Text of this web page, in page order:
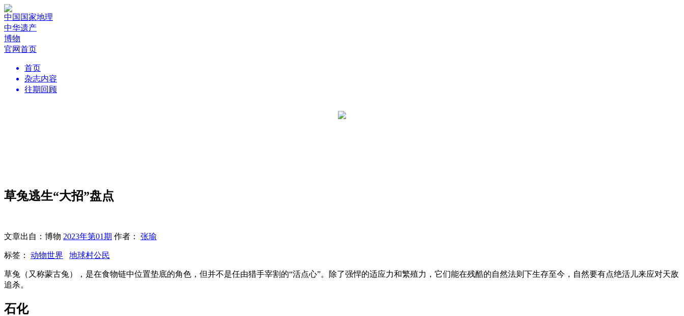
中国国家地理
中华遗产
博物
官网首页
首页
杂志内容
往期回顾
草兔逃生“大招”盘点
文章出自：博物 2023年第01期 作者： 张瑜
标签： 动物世界 地球村公民
草兔（又称蒙古兔），是在食物链中位置垫底的角色，但并不是任由猎手宰割的“活点心”。除了强悍的适应力和繁殖力，它们能在残酷的自然法则下生存至今，自然要有点绝活儿来应对天敌
追杀。
石化